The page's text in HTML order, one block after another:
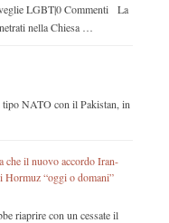
LGBT|0 Commenti La
nella Chiesa …
tipo NATO con il Pakistan, in
che il nuovo accordo Iran-
Hormuz “oggi o domani”
riaprire con un cessate il